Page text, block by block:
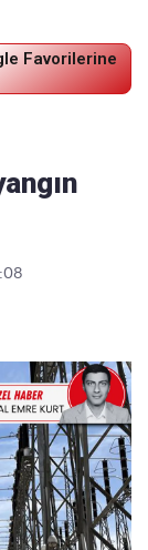
Favorilerine